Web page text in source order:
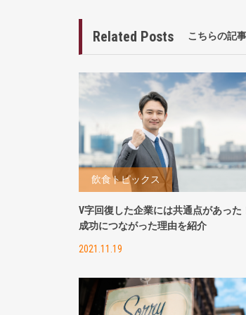
Related Posts こちらの記
飲食トピックス
V字回復した企業には共通点があった
成功につながった理由を紹介
2021.11.19